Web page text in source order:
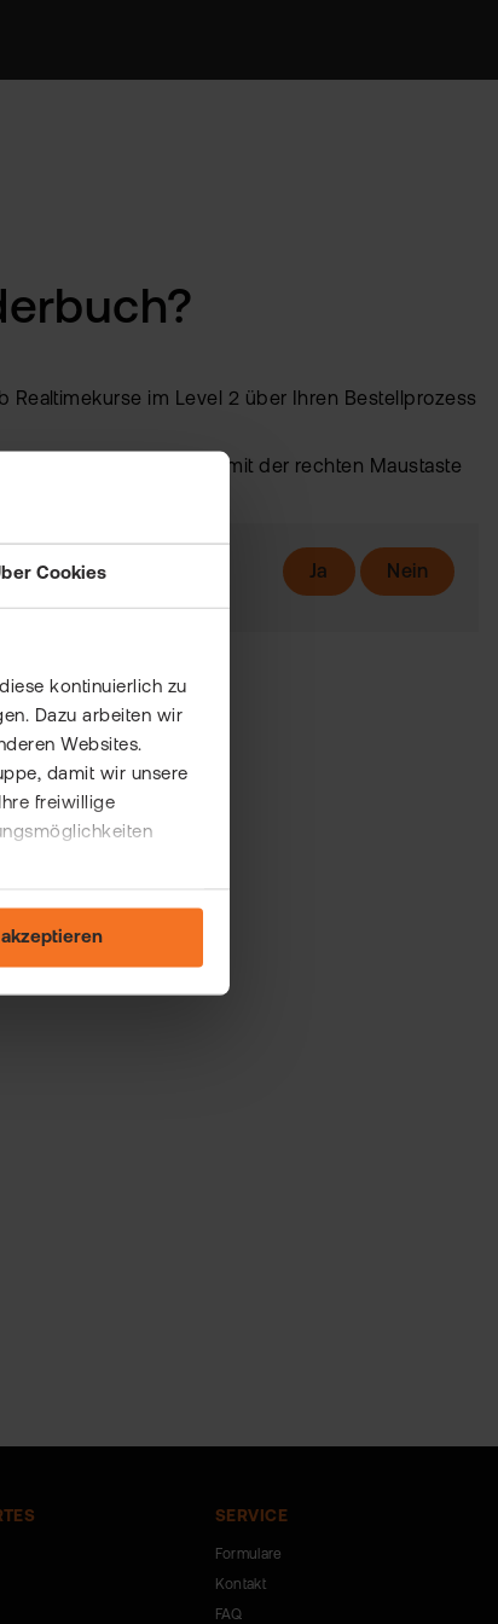
Cookies
kontinuierlich zu
Dazu arbeiten wir
Websites.
damit wir unsere
freiwillige
im Level 2 über Ihren Bestellprozess
den gewünschten Wert mit der rechten Maustaste
Ja Nein
SERVICE
Formulare
Kontakt
FAQ